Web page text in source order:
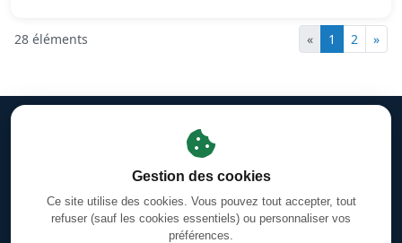
28 éléments « 1 2 »
Gestion des cookies
Horaires des prières d'Orléans-La-Source
Sourates & Versets
Calendrier Hégirien/Grégorien (Hijri/Miladi)
Gestion des cookies
Ce site utilise des cookies. Vous pouvez tout accepter, tout
refuser (sauf les cookies essentiels) ou personnaliser vos
préférences.